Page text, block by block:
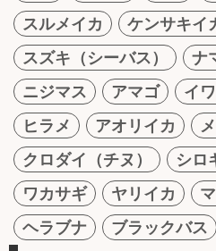
スルメイカ
ケンサキイ
スズキ（シーバス）
ナ
ニジマス
アマゴ イ
ヒラメ
アオリイカ
クロダイ（チヌ）
シロ
ワカサギ
ヤリイカ
ヘラブナ
ブラックバス